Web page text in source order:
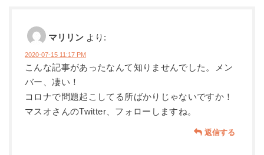
マリリン より:
2020-07-15 11:17 PM
こんな記事があったなんて知りませんでした。メン
バー、凄い！
コロナで問題起こしてる所ばかりじゃないですか！
マスオさんのTwitter、フォローしますね。
返信する